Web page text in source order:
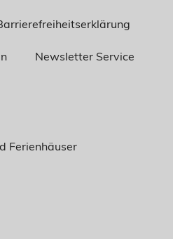
Newsletter Service
Ferienhäuser